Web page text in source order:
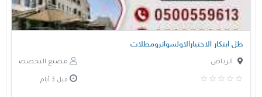
ظل ابتكار الاختيارالاولسواترومظلات
مصنع التخصصي الرياض
قبل 3 أيام